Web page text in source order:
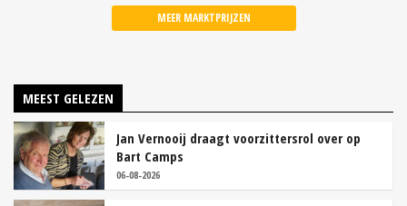
MEER MARKTPRIJZEN
MEEST GELEZEN
Jan Vernooij draagt voorzittersrol over op
Bart Camps
06-08-2026